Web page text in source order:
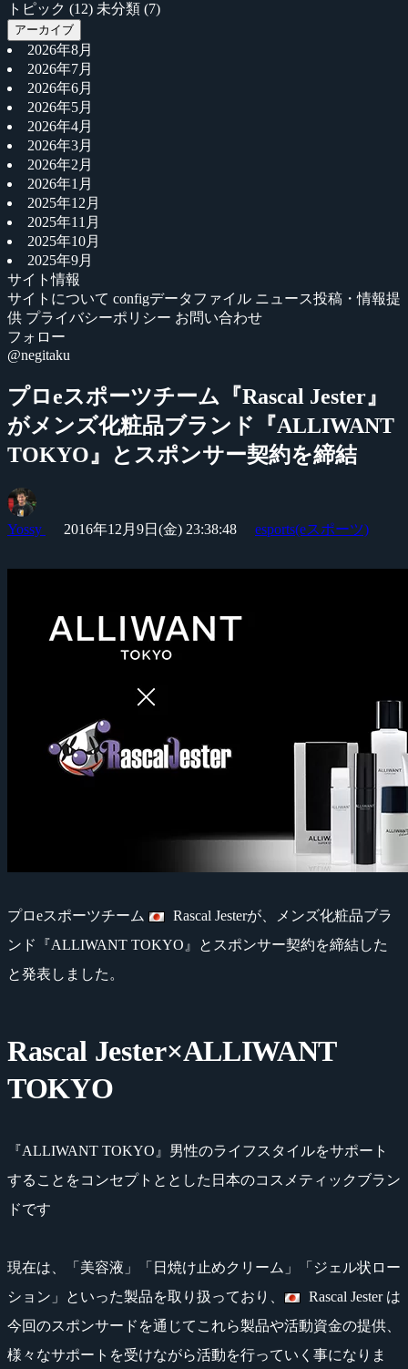
トピック (12) 未分類 (7)
アーカイブ
2026年8月
2026年7月
2026年6月
2026年5月
2026年4月
2026年3月
2026年2月
2026年1月
2025年12月
2025年11月
2025年10月
2025年9月
サイト情報
サイトについて configデータファイル ニュース投稿・情報提
供 プライバシーポリシー お問い合わせ
フォロー
@negitaku
プロeスポーツチーム『Rascal Jester』
がメンズ化粧品ブランド『ALLIWANT
TOKYO』とスポンサー契約を締結
Yossy 2016年12月9日(金) 23:38:48 esports(eスポーツ)
プロeスポーツチーム
Rascal Jesterが、メンズ化粧品ブラ
ンド『ALLIWANT TOKYO』とスポンサー契約を締結した
と発表しました。
Rascal Jester×ALLIWANT
TOKYO
『ALLIWANT TOKYO』男性のライフスタイルをサポート
することをコンセプトととした日本のコスメティックブラン
ドです
現在は、「美容液」「日焼け止めクリーム」「ジェル状ロー
ション」といった製品を取り扱っており、
Rascal Jester は
今回のスポンサードを通じてこれら製品や活動資金の提供、
様々なサポートを受けながら活動を行っていく事になりま